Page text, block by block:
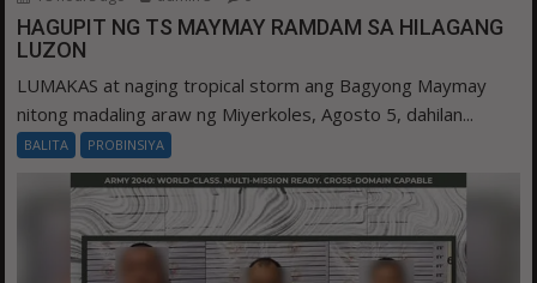
HAGUPIT NG TS MAYMAY RAMDAM SA HILAGANG
LUZON
LUMAKAS at naging tropical storm ang Bagyong Maymay
nitong madaling araw ng Miyerkoles, Agosto 5, dahilan...
BALITA PROBINSIYA